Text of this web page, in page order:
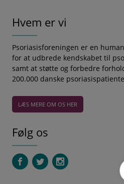
Hvem er vi
Psoriasisforeningen er en
for at udbrede kendskabet til
samt at støtte og forbedre
200.000 danske
LÆS MERE OM OS HER
Følg os